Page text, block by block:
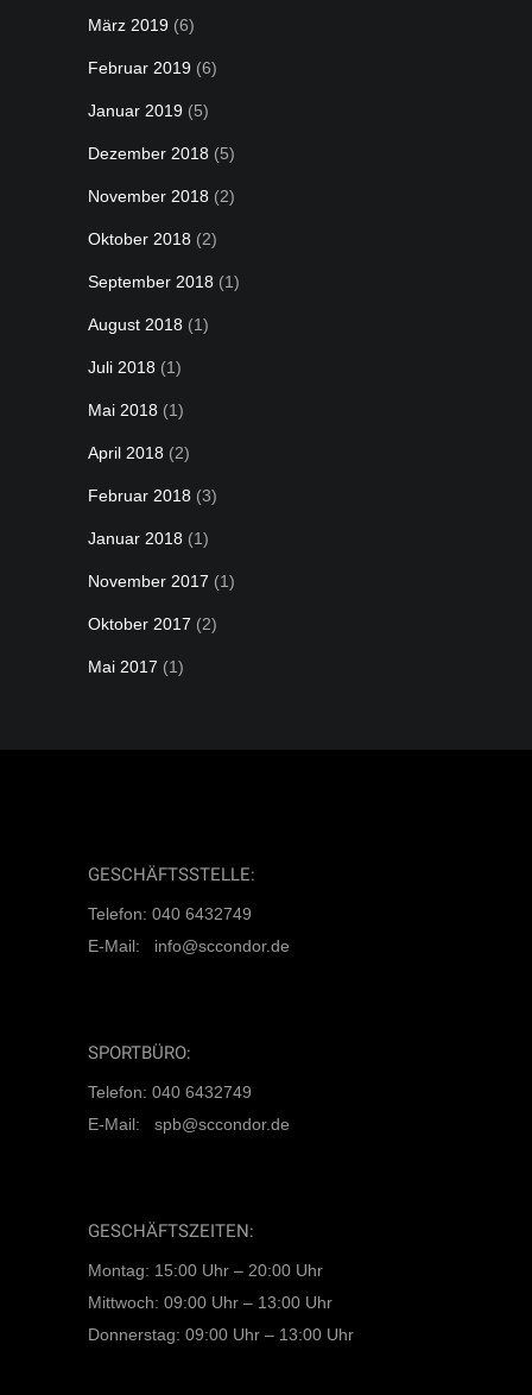
März 2019 (6)
Februar 2019 (6)
Januar 2019 (5)
Dezember 2018 (5)
November 2018 (2)
Oktober 2018 (2)
September 2018 (1)
August 2018 (1)
Juli 2018 (1)
Mai 2018 (1)
April 2018 (2)
Februar 2018 (3)
Januar 2018 (1)
November 2017 (1)
Oktober 2017 (2)
Mai 2017 (1)
GESCHÄFTSSTELLE:
Telefon: 040 6432749
E-Mail: info@sccondor.de
SPORTBÜRO:
Telefon: 040 6432749
E-Mail: spb@sccondor.de
GESCHÄFTSZEITEN:
Montag: 15:00 Uhr – 20:00 Uhr
Mittwoch: 09:00 Uhr – 13:00 Uhr
Donnerstag: 09:00 Uhr – 13:00 Uhr